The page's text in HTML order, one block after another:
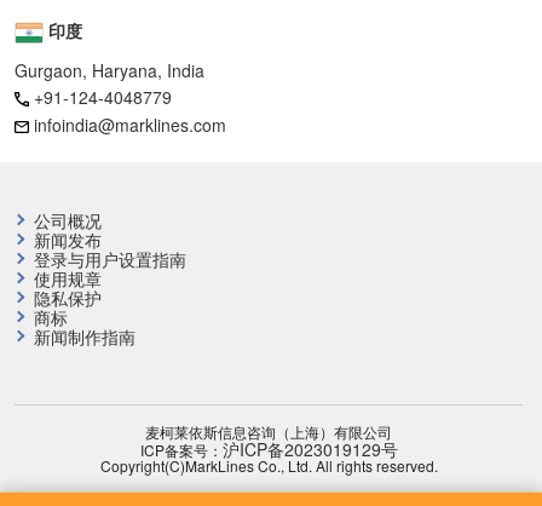
印度
Gurgaon, Haryana, India
+91-124-4048779
infoindia@marklines.com
公司概况
新闻发布
登录与用户设置指南
使用规章
隐私保护
商标
新闻制作指南
麦柯莱依斯信息咨询（上海）有限公司
ICP备案号： 沪ICP备2023019129号
Copyright(C)MarkLines Co., Ltd. All rights reserved.